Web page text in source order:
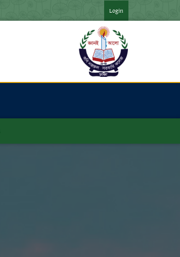
*** জুলাই গণঅভ্যুত্থান দিবস -২০২৬ উপলক্ষে  আলোচনা সভা
Login